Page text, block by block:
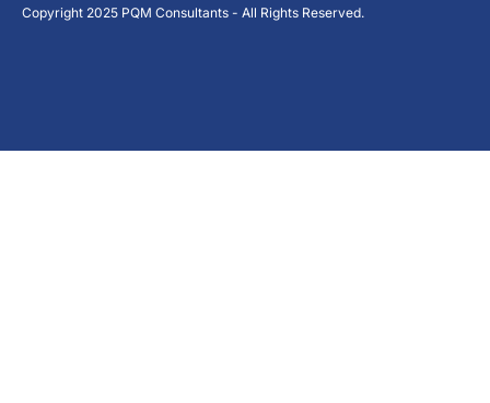
Copyright 2025 PQM Consultants - All Rights Reserved.